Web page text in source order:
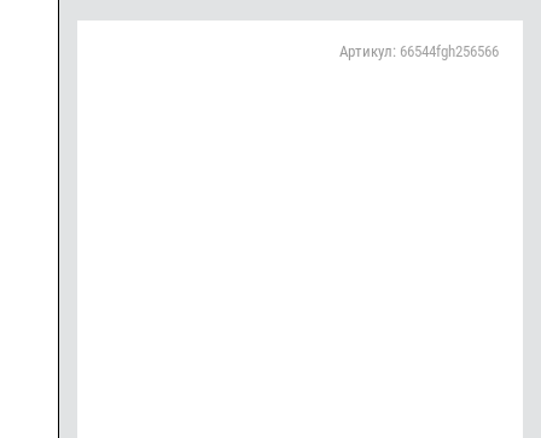
Артикул: 66544fgh256566